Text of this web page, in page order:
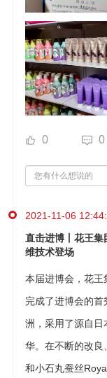
0 0
2021-11-06
直击进博丨花王集
维技术登场
本届进博会，花王
完成了进博会的首
洲，采用了源自
华。在不断的改良
和小石丸蚕丝